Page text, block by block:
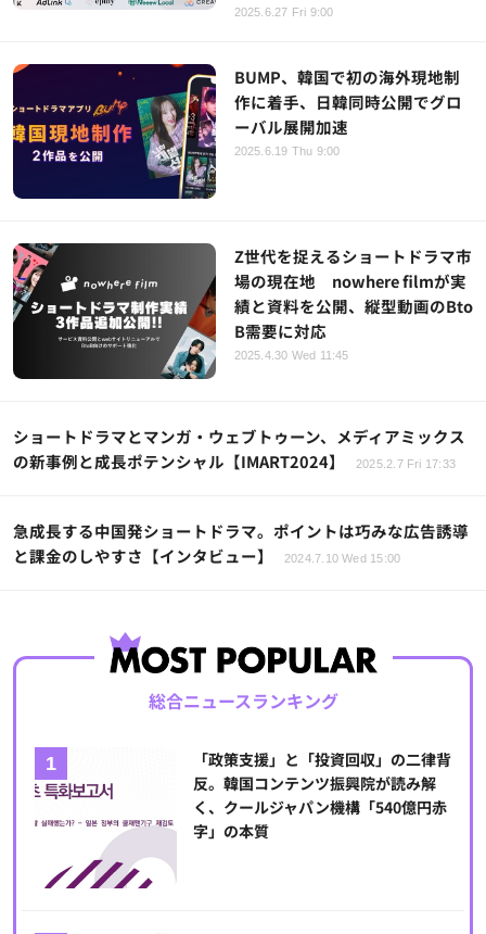
2025.6.27 Fri 9:00
BUMP、韓国で初の海外現地制
作に着手、日韓同時公開でグロ
ーバル展開加速
2025.6.19 Thu 9:00
Z世代を捉えるショートドラマ市
場の現在地 nowhere filmが実
績と資料を公開、縦型動画のBto
B需要に対応
2025.4.30 Wed 11:45
ショートドラマとマンガ・ウェブトゥーン、メディアミックス
の新事例と成長ポテンシャル【IMART2024】
2025.2.7 Fri 17:33
急成長する中国発ショートドラマ。ポイントは巧みな広告誘導
と課金のしやすさ【インタビュー】
2024.7.10 Wed 15:00
総合ニュースランキング
「政策支援」と「投資回収」の二律背
反。韓国コンテンツ振興院が読み解
く、クールジャパン機構「540億円赤
字」の本質